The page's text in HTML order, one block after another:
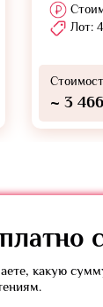
Лот:
~ 3
какую